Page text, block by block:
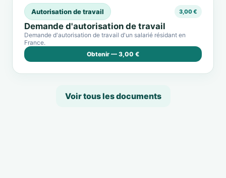
Autorisation de travail 3,00 €
Demande d'autorisation de travail
Demande d'autorisation de travail d'un salarié résidant en
France.
Obtenir — 3,00 €
Voir tous les documents